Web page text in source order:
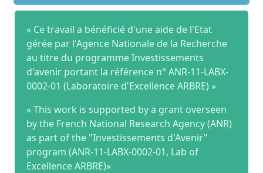
« Ce travail a bénéficié d'une aide de l'Etat
gérée par l'Agence Nationale de la Recherche
au titre du programme Investissements
d'avenir portant la référence n° ANR-11-LABX-
0002-01 (Laboratoire d'Excellence ARBRE) »
« This work is supported by a grant overseen
by the French National Research Agency (ANR)
as part of the "Investissements d'Avenir"
program (ANR-11-LABX-0002-01, Lab of
Excellence ARBRE)»